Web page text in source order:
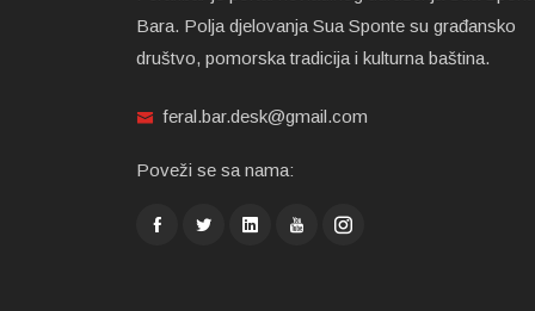
Bara. Polja djelovanja Sua Sponte su građansko
društvo, pomorska tradicija i kulturna baština.
feral.bar.desk@gmail.com
Poveži se sa nama: